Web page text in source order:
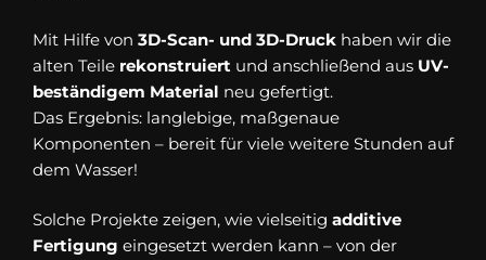
Mit Hilfe von 3D-Scan- und 3D-Druck haben wir die
alten Teile rekonstruiert und anschließend aus UV-
beständigem Material neu gefertigt.
Das Ergebnis: langlebige, maßgenaue
Komponenten – bereit für viele weitere Stunden auf
dem Wasser!
Solche Projekte zeigen, wie vielseitig additive
Fertigung eingesetzt werden kann – von der